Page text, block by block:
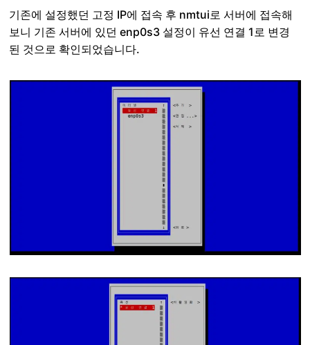
기존에 설정했던 고정 IP에 접속 후 nmtui로 서버에 접속해
보니 기존 서버에 있던 enp0s3 설정이 유선 연결 1로 변경
된 것으로 확인되었습니다.